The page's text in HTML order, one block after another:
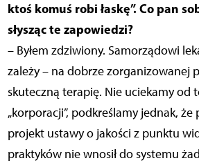
ktoś komuś robi łaskę”. Co pan
słysząc te zapowiedzi?
– Byłem zdziwiony. Samorządowi
zależy – na dobrze zorganizowanej
skuteczną terapię. Nie uciekamy od
„korporacji”, podkreślamy jednak,
projekt ustawy o jakości z punktu
praktyków nie wnosił do systemu